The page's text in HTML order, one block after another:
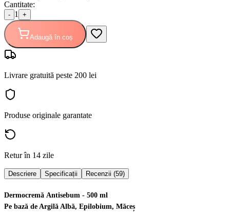
Cantitate:
- 1 +
Adaugă în coș
Livrare gratuită peste 200 lei
Produse originale garantate
Retur în 14 zile
Descriere Specificații Recenzii (59)
Dermocremă Antisebum - 500 ml
Pe bază de Argilă Albă, Epilobium, Măceș